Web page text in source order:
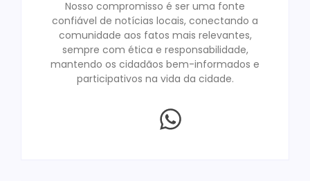
Nosso compromisso é ser uma fonte
confiável de notícias locais, conectando a
comunidade aos fatos mais relevantes,
sempre com ética e responsabilidade,
mantendo os cidadãos bem-informados e
participativos na vida da cidade.